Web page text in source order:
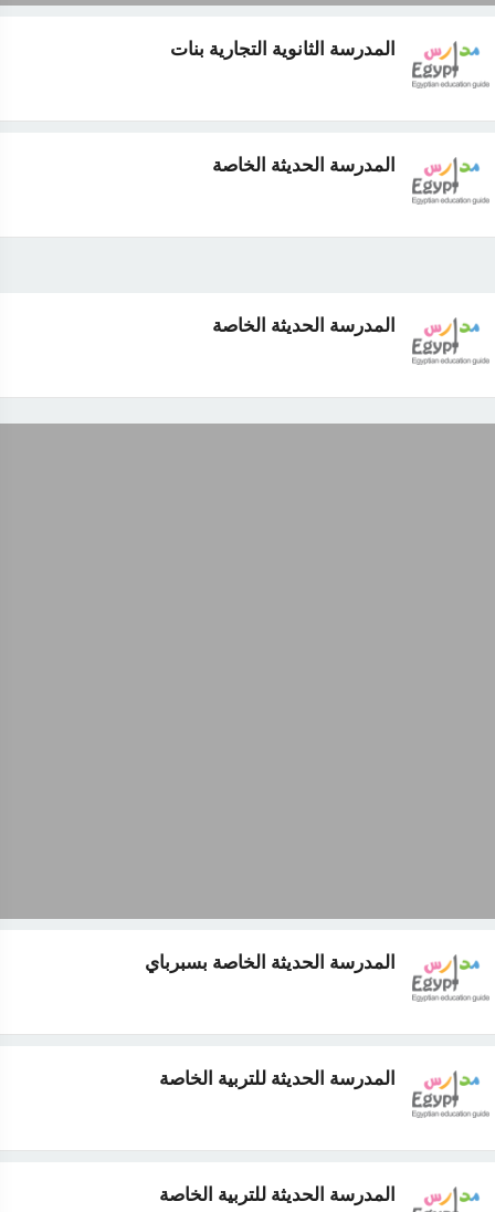
المدرسة الثانوية التجارية بنات
المدرسة الحديثة الخاصة
المدرسة الحديثة الخاصة
المدرسة الحديثة الخاصة بسبرباي
المدرسة الحديثة للتربية الخاصة
المدرسة الحديثة للتربية الخاصة